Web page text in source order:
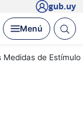
gub.uy
Desplegar
Menú
Abrir
Medidas de